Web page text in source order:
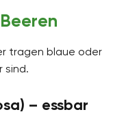
tragen blaue oder
sind.
– essbar